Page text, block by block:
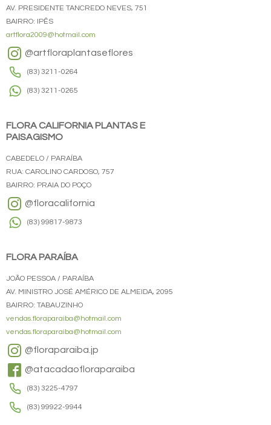
AV. PRESIDENTE TANCREDO NEVES, 751
BAIRRO: IPÊS
artflora2009@hotmail.com
@artfloraplantaseflores
(83) 3211-0264
(83) 3211-0265
FLORA CALIFORNIA PLANTAS E
PAISAGISMO
CABEDELO / PARAÍBA
RUA: CAROLINO CARDOSO, 757
BAIRRO: PRAIA DO POÇO
@floracalifornia
(83) 99817-9873
FLORA PARAÍBA
JOÃO PESSOA / PARAÍBA
AV. MINISTRO JOSÉ AMÉRICO DE ALMEIDA, 2095
BAIRRO: TABAUZINHO
vendas.floraparaiba@hotmail.com
vendas.floraparaiba@hotmail.com
@floraparaiba.jp
@atacadaofloraparaiba
(83) 3225-4797
(83) 99922-9944